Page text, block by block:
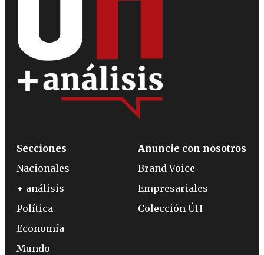
Secciones
Nacionales
+ análisis
Política
Economía
Mundo
Anuncie con nosotros
Brand Voice
Empresariales
Colección ÚH